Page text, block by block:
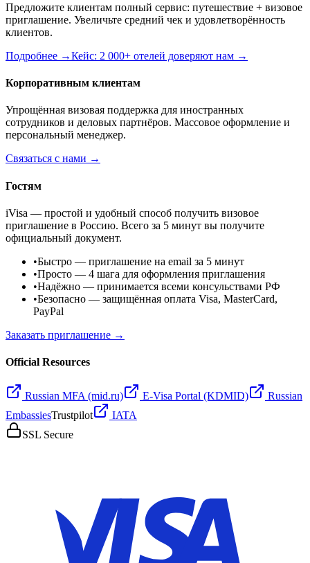
Предложите клиентам полный сервис: путешествие + визовое
приглашение. Увеличьте средний чек и удовлетворённость
клиентов.
Подробнее →Кейс: 2 000+ отелей доверяют нам →
Корпоративным клиентам
Упрощённая визовая поддержка для иностранных
сотрудников и деловых партнёров. Массовое оформление и
персональный менеджер.
Связаться с нами →
Гостям
iVisa — простой и удобный способ получить визовое
приглашение в Россию. Всего за 5 минут вы получите
официальный документ.
•Быстро — приглашение на email за 5 минут
•Просто — 4 шага для оформления приглашения
•Надёжно — принимается всеми консульствами РФ
•Безопасно — защищённая оплата Visa, MasterCard,
PayPal
Заказать приглашение →
Official Resources
Russian MFA (mid.ru) E-Visa Portal (KDMID)
Russian
EmbassiesTrustpilot
IATA
SSL Secure